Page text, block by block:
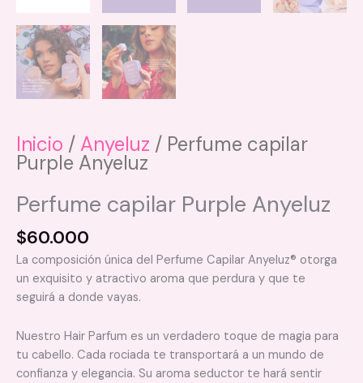
Inicio / Anyeluz / Perfume capilar
Purple Anyeluz
Perfume capilar Purple Anyeluz
$60.000
La composición única del Perfume Capilar Anyeluz®️ otorga
un exquisito y atractivo aroma que perdura y que te
seguirá a donde vayas.
Nuestro Hair Parfum es un verdadero toque de magia para
tu cabello. Cada rociada te transportará a un mundo de
confianza y elegancia. Su aroma seductor te hará sentir